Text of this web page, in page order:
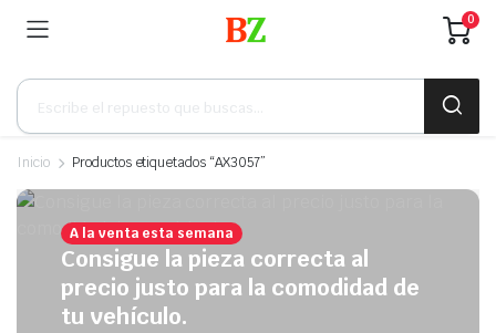
0
Búsqueda
productos
Inicio Productos etiquetados “AX3057”
A la venta esta semana
Consigue la pieza correcta al
precio justo para la comodidad de
tu vehículo.